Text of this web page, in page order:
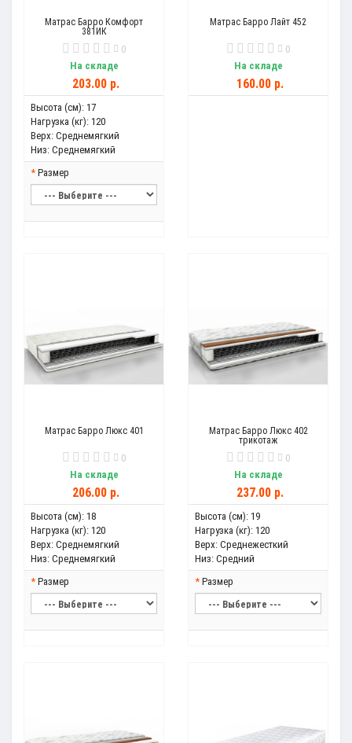
Матрас Барро Комфорт
381ИК
0
На складе
203.00 р.
Высота (см): 17
Нагрузка (кг): 120
Верх: Среднемягкий
Низ: Среднемягкий
Размер
Матрас Барро Лайт 452
0
На складе
160.00 р.
Матрас Барро Люкс 401
0
На складе
206.00 р.
Высота (см): 18
Нагрузка (кг): 120
Верх: Среднемягкий
Низ: Среднемягкий
Размер
Матрас Барро Люкс 402
трикотаж
0
На складе
237.00 р.
Высота (см): 19
Нагрузка (кг): 120
Верх: Среднежесткий
Низ: Средний
Размер